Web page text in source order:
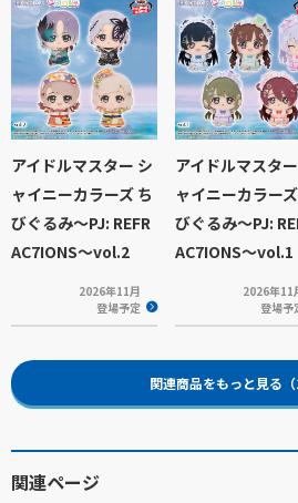
アイドルマスター シ
ャイニーカラーズ ち
びぐるみ～PJ: REFR
AC7IONS～vol.2
2026年11月
登場予定
アイドルマスタ
ャイニーカラー
びぐるみ～PJ:
AC7IONS～vol.1
2026年11
登場予
関連商品をもっと見る（
関連ページ